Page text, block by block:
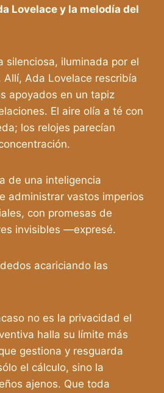
Lovelace y la melodía del
silenciosa, iluminada por el
Ada Lovelace rescribía
apoyados en un tapiz
El aire olía a té con
los relojes parecían
de una inteligencia
administrar vastos imperios
con promesas de
invisibles —expresé.
acariciando las
no es la privacidad el
halla su límite más
gestiona y resguarda
el cálculo, sino la
ajenos. Que toda